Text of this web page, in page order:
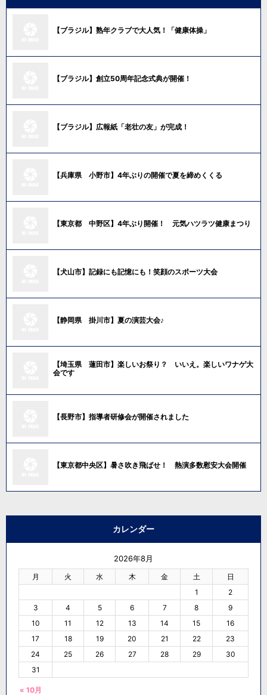
【ブラジル】熟年クラブで大人気！「健康体操」
【ブラジル】創立50周年記念式典が開催！
【ブラジル】広報紙「老壮の友」が完成！
【兵庫県 小野市】4年ぶりの開催で夏を締めくくる
【東京都 中野区】4年ぶり開催！ 元気ハツラツ健康まつり
【犬山市】記録にも記憶にも！笑顔のスポーツ大会
【静岡県 掛川市】夏の演芸大会♪
【埼玉県 蓮田市】楽しいお祭り？ いいえ。楽しいワナゲ大
会です
【長野市】指導者研修会が開催されました
【東京都中央区】暑さ吹き飛ばせ！ 熱演多数慰安大会開催
カレンダー
2026年8月
月 火 水 木 金 土 日
« 10月
1
2
3
4 5 6 7 8
9
10
11 12 13 14 15
16
17
18 19 20 21 22
23
24
25 26 27 28 29
30
31